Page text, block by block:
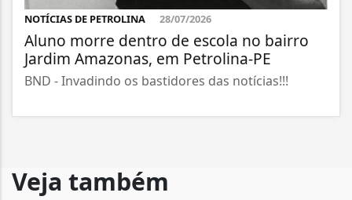
NOTÍCIAS DE PETROLINA 28/07/2026
Aluno morre dentro de escola no bairro
Jardim Amazonas, em Petrolina-PE
BND - Invadindo os bastidores das notícias!!!
Veja também